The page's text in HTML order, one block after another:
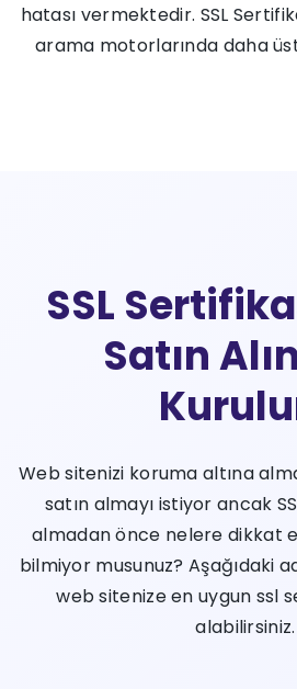
hatası vermektedir. SSL
arama motorlarında daha
SSL
Satın
Web sitenizi koruma altına
satın almayı istiyor ancak
almadan önce nelere dikkat
bilmiyor musunuz? Aşağıdaki
web sitenize en uygun ssl
alabilirsiniz.